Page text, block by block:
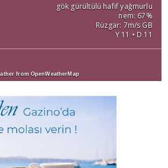
gök gürültülü hafif yağmurlu
nem: 67%
Rüzgar: 7m/s GB
Y 11 • D 11
from OpenWeatherMap